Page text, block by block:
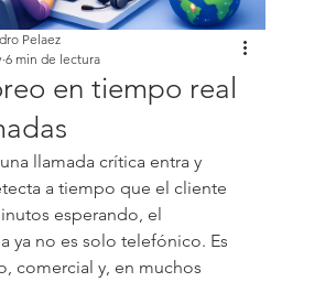
en tiempo real
Pelaez
6 min de lectura
llamada crítica entra y
a tiempo que el cliente
esperando, el
ya no es solo telefónico. Es
comercial y, en muchos